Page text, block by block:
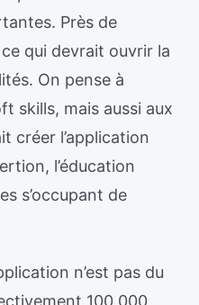
Près de
qui devrait ouvrir la
On pense à
skills, mais aussi aux
créer l’application
l’éducation
s’occupant de
n’est pas du
100 000